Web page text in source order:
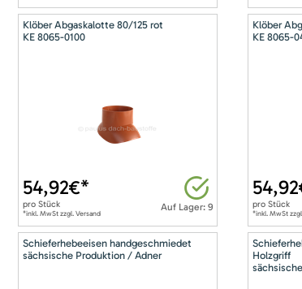
Klöber Abgaskalotte 80/125 rot
KE 8065-0100
Auf Lager: 9
54,92€*
pro Stück
*inkl. MwSt zzgl. Versand
Klöber
KE 8065-
54,92
pro Stück
*inkl. MwSt
Schieferhebeeisen handgeschmiedet
sächsische Produktion / Adner
Holzgriff